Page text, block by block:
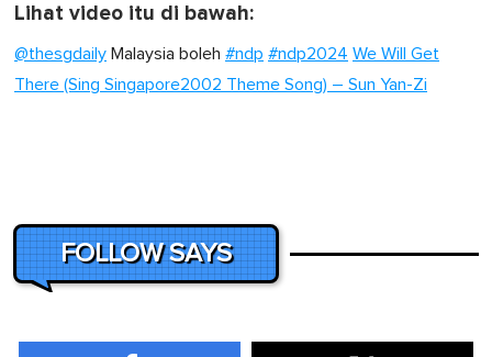
Lihat video itu di bawah:
@thesgdaily Malaysia boleh #ndp #ndp2024 We Will Get
There (Sing Singapore2002 Theme Song) – Sun Yan-Zi
FOLLOW SAYS